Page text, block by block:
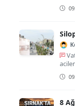
8